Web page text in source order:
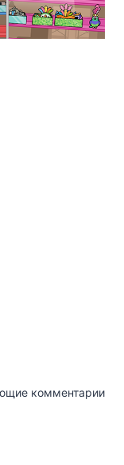
комментарии